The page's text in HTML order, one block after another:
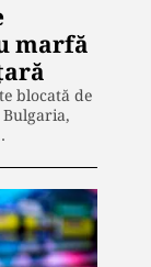
marfă
blocată de